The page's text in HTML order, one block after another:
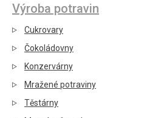
Výroba potravin
Cukrovary
Čokoládovny
Konzervárny
Mražené potraviny
Těstárny